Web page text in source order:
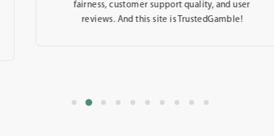
fairness, customer support quality, and user
reviews. And this site is TrustedGamble!